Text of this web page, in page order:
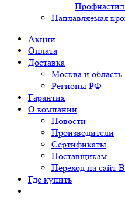
Наплавляемая
Акции
Оплата
Доставка
Москва и область
Регионы РФ
Гарантия
О компании
Новости
Производители
Сертификаты
Поставщикам
Переход на сайт
Где купить